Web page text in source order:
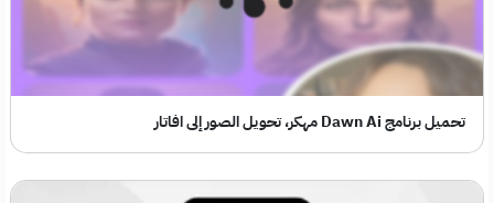
تحميل برنامج Dawn Ai مهكر، تحويل الصور إلى افاتار